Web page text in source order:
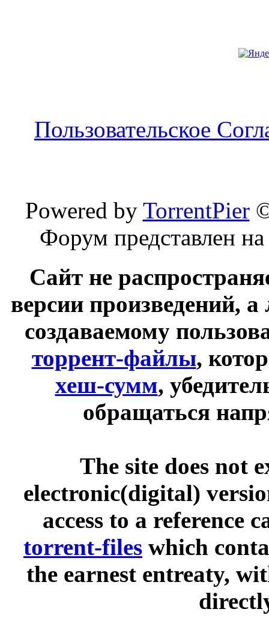
Пользовательское
Powered by TorrentPier
Форум представлен
Сайт не
версии произведений,
создаваемому
торрент-файлы,
хеш-сумм,
обращаться
The site does not
electronic(digital)
access to a reference
torrent-files which
the earnest entreaty,